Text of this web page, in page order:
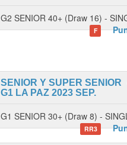
G2 SENIOR 40+ (Draw 16) -
F
SENIOR Y SUPER SENIOR
G1 LA PAZ 2023 SEP.
G1 SENIOR 30+ (Draw 8) -
RR3